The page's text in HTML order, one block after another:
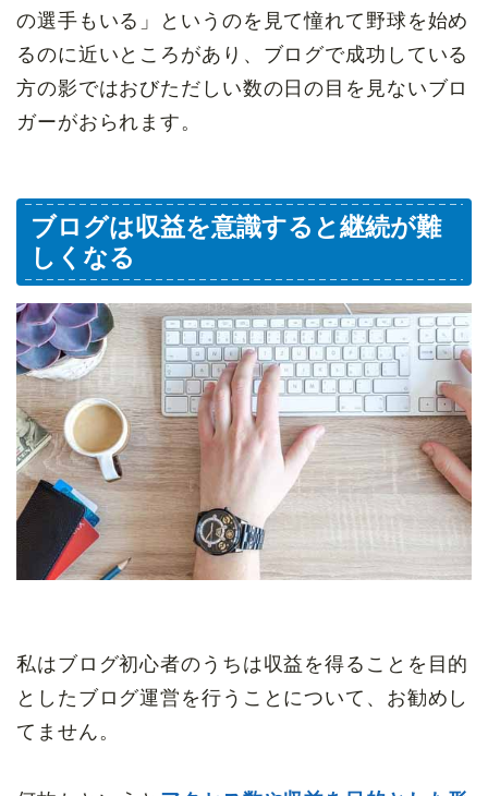
の選手もいる」というのを見て憧れて野球を始め
るのに近いところがあり、ブログで成功している
方の影ではおびただしい数の日の目を見ないブロ
ガーがおられます。
ブログは収益を意識すると継続が難
しくなる
私はブログ初心者のうちは収益を得ることを目的
としたブログ運営を行うことについて、お勧めし
てません。